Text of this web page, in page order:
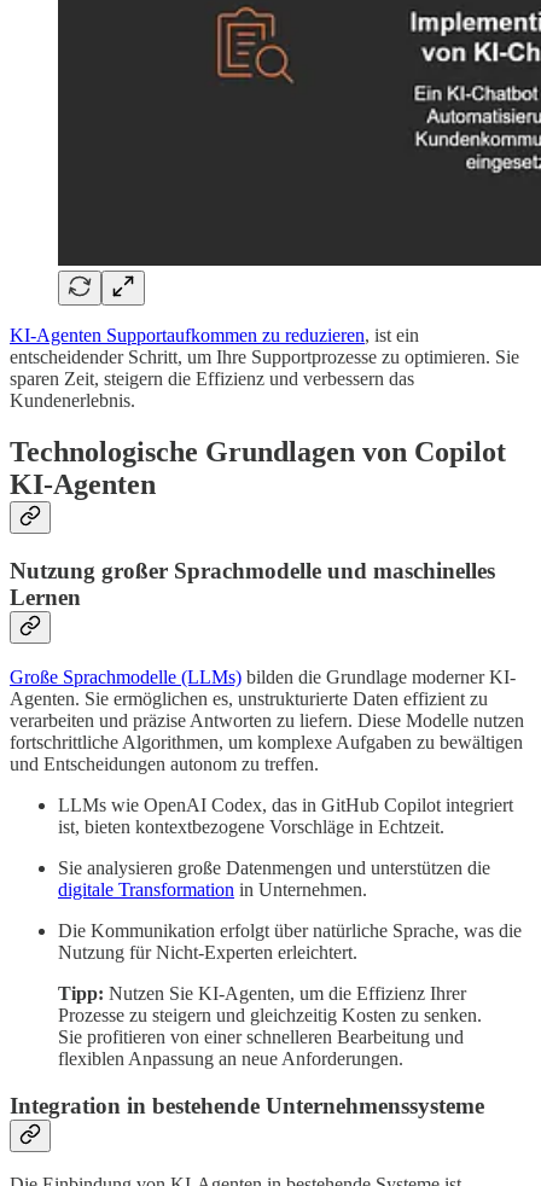
KI-Agenten Supportaufkommen zu reduzieren, ist ein
entscheidender Schritt, um Ihre Supportprozesse zu optimieren. Sie
sparen Zeit, steigern die Effizienz und verbessern das
Kundenerlebnis.
Technologische Grundlagen von Copilot
KI-Agenten
Nutzung großer Sprachmodelle und maschinelles
Lernen
Große Sprachmodelle (LLMs) bilden die Grundlage moderner KI-
Agenten. Sie ermöglichen es, unstrukturierte Daten effizient zu
verarbeiten und präzise Antworten zu liefern. Diese Modelle nutzen
fortschrittliche Algorithmen, um komplexe Aufgaben zu bewältigen
und Entscheidungen autonom zu treffen.
LLMs wie OpenAI Codex, das in GitHub Copilot integriert
ist, bieten kontextbezogene Vorschläge in Echtzeit.
Sie analysieren große Datenmengen und unterstützen die
digitale Transformation in Unternehmen.
Die Kommunikation erfolgt über natürliche Sprache, was die
Nutzung für Nicht-Experten erleichtert.
Tipp: Nutzen Sie KI-Agenten, um die Effizienz Ihrer
Prozesse zu steigern und gleichzeitig Kosten zu senken.
Sie profitieren von einer schnelleren Bearbeitung und
flexiblen Anpassung an neue Anforderungen.
Integration in bestehende Unternehmenssysteme